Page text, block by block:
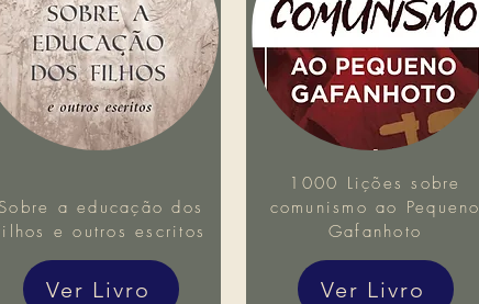
Sobre a educação dos
e outros escritos
Ver Livro
1000 Lições sobre
comunismo ao Pequeno
Gafanhoto
Ver Livro